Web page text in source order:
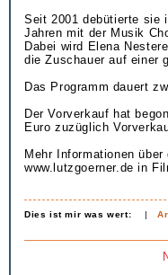
Seit 2001 debütierte sie
Jahren mit der Musik
Dabei wird Elena
die Zuschauer auf einer
Das Programm dauert
Der Vorverkauf hat
Euro zuzüglich
Mehr Informationen
www.lutzgoerner.de in
Dies ist mir was wert: |